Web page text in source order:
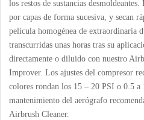
los restos de sustancias
por capas de forma sucesiva, y secan
película homogénea de extraordinaria
transcurridas unas horas tras su
directamente o diluido con nuestro
Improver. Los ajustes del compresor
colores rondan los 15 – 20 PSI o 0.5 a
mantenimiento del aerógrafo
Airbrush Cleaner.